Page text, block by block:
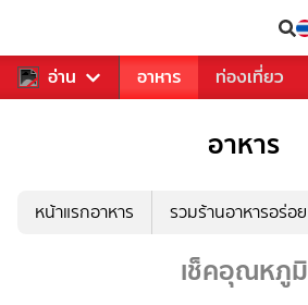
อ่าน
รวงการเพลง อาหาร ท่องเที่ยว
อาหาร
หน้าแรกอาหาร รวมร้านอาหารอร่อย
เช็คอุณหภูมิ